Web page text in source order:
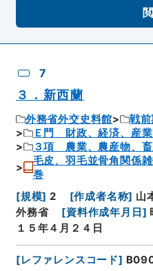
7
３．新西蘭
外務省外交史料館
戦
Ｅ門 財政、経済、産
３項 農業、農産物、
毛皮、羽毛並骨角関係
巻
[規模] 2 [作成者名称] 山
外務省
[資料作成年月日 ]
１５年４月２４日
[レファレンスコード]